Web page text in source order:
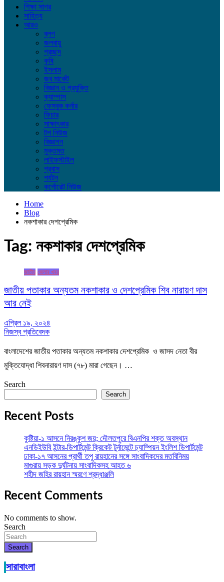
শিক্ষা সাগর
সাহিত্য
আরও
ব্লগ
জলবায়ু
প্রচ্ছদ
কৃষি
ইসলাম
জব মার্কেট
বিজ্ঞান ও প্রযুক্তি
ক্যাম্পাস
ফেসবুক কর্নার
ফিচার
সাক্ষাৎকার
টপ নিউজ
বিজ্ঞাপন
মুক্তমত
লাইফস্টাইল
প্রবাস
পর্যটন
কর্পোরেট নিউজ
Home
Blog
নকশাকার দেশপ্রেমিক
Tag: নকশাকার দেশপ্রেমিক
জাতীয় জেলার খবর
জাতীয় পতাকার অন্যতম নকশাকার ও দেশপ্রেমিক শিব নারায়ণ দাস
আর নেই
এপ্রিল ১৯, ২০২৪
নিজস্ব প্রতিবেদক
বাংলাদেশের জাতীয় পতাকার অন্যতম নকশাকার দেশপ্রেমিক ও জাসদ নেতা বীর
মুক্তিযোদ্ধা শিবনারায়ণ দাস (৭৮) মারা গেছেন। …
Search
Search
Recent Posts
কুষ্টিয়া-১ আসনে নিরঙ্কুশ জয়; দৌলতপুরে বিএনপির শক্ত অবস্থান
এনডিইউবি ইন্টার-ডিপার্টমেন্ট ক্রিকেট টুর্নামেন্টে চ্যাম্পিয়ন ইংলিশ ডিপার্টমেন্ট
ঢাকা-১৭ আসনের প্রার্থী তপু রায়হানের সঙ্গে সাংবাদিকদের মতবিনিময়
মাগুরায় সড়ক দুর্ঘটনায় সাংবাদিকসহ আহত ৬
শহীদ জহির রায়হান স্মরণে শ্রদ্ধাঞ্জলি
Recent Comments
No comments to show.
Search
Search
সারাবাংলা